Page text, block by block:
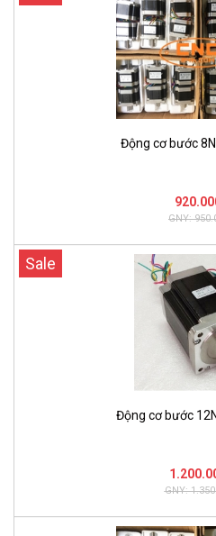
Động cơ bước
GNY:
Sale
Động cơ bước
GNY: